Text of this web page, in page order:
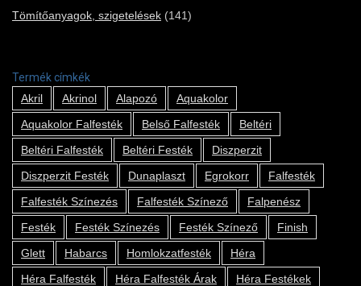
Tömítőanyagok, szigetelések (141)
Termék címkék
Akril
Akrinol Alapozó
Aquakolor
Aquakolor Falfesték
Belső Falfesték
Beltéri
Beltéri Falfesték
Beltéri Festék
Diszperzit
Diszperzit Festék
Dunaplaszt Egrokorr
Falfesték
Falfesték Színezés
Falfesték Színező
Falpenész
Festék
Festék Színezés Festék Színező
Finish
Glett
Habarcs Homlokzatfesték
Héra
Héra Falfesték
Héra Falfesték Árak
Héra Festékek